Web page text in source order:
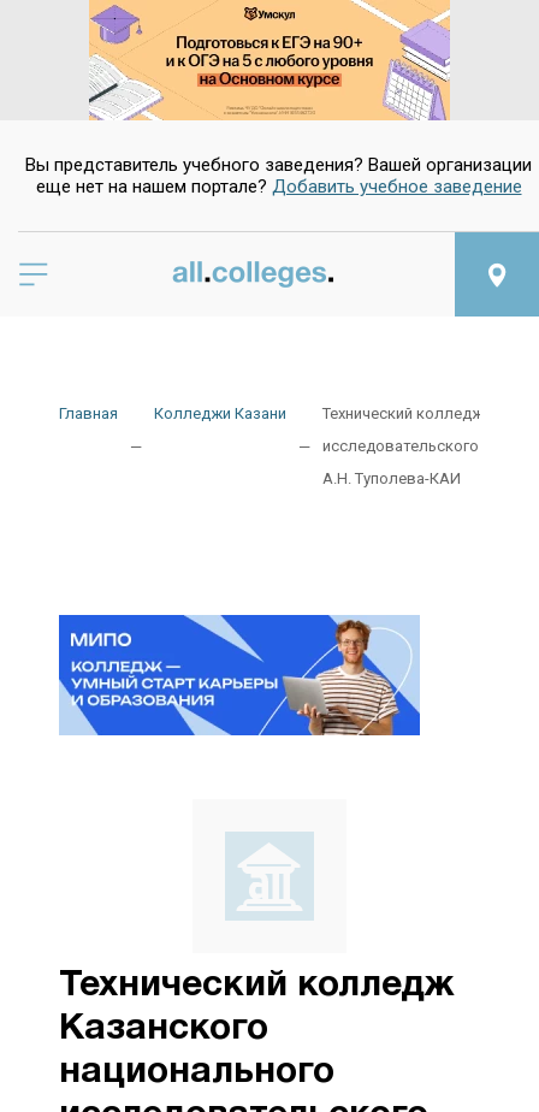
Вы представитель учебного заведения? Вашей организации
еще нет на нашем портале? Добавить учебное заведение
Главная Колледжи Казани
Технический колледж
исследовательского
А.Н. Туполева-КАИ
Технический колледж
Казанского
национального